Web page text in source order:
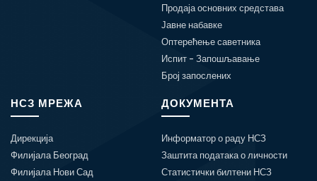
Продаја основних средстава
Јавне набавке
Оптерећење саветника
Испит - Запошљавање
Број запослених
НСЗ МРЕЖА
Дирекција
Филијала Београд
Филијала Нови Сад
ДОКУМЕНТА
Информатор о раду НСЗ
Заштита података о личности
Статистички билтени НСЗ